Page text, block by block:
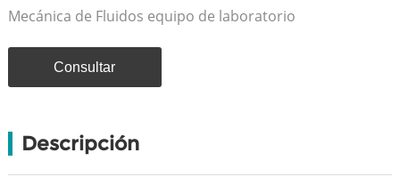
Mecánica de Fluidos equipo de laboratorio
Consultar
Descripción